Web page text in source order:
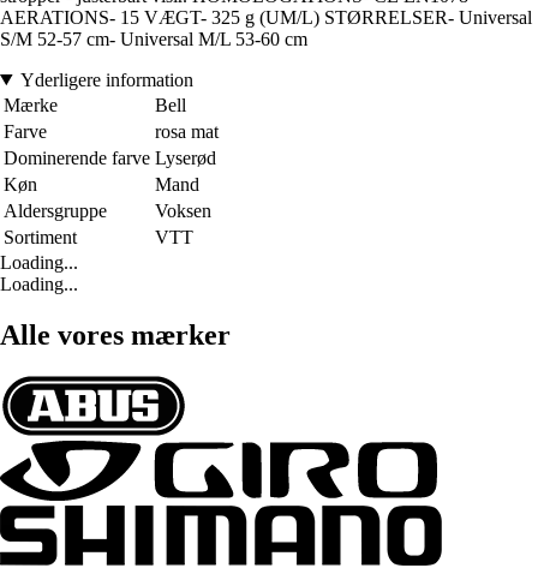
AERATIONS- 15 VÆGT- 325 g (UM/L) STØRRELSER- Universal
S/M 52-57 cm- Universal M/L 53-60 cm
Yderligere information
Mærke
Bell
Farve
rosa mat
Dominerende farve Lyserød
Køn
Mand
Aldersgruppe
Voksen
Sortiment
VTT
Loading...
Loading...
Alle vores mærker